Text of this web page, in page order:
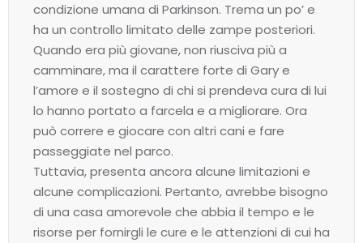
condizione umana di Parkinson. Trema un po’ e
ha un controllo limitato delle zampe posteriori.
Quando era più giovane, non riusciva più a
camminare, ma il carattere forte di Gary e
l’amore e il sostegno di chi si prendeva cura di lui
lo hanno portato a farcela e a migliorare. Ora
può correre e giocare con altri cani e fare
passeggiate nel parco.
Tuttavia, presenta ancora alcune limitazioni e
alcune complicazioni. Pertanto, avrebbe bisogno
di una casa amorevole che abbia il tempo e le
risorse per fornirgli le cure e le attenzioni di cui ha